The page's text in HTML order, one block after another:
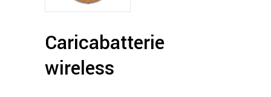
Caricabatterie
wireless